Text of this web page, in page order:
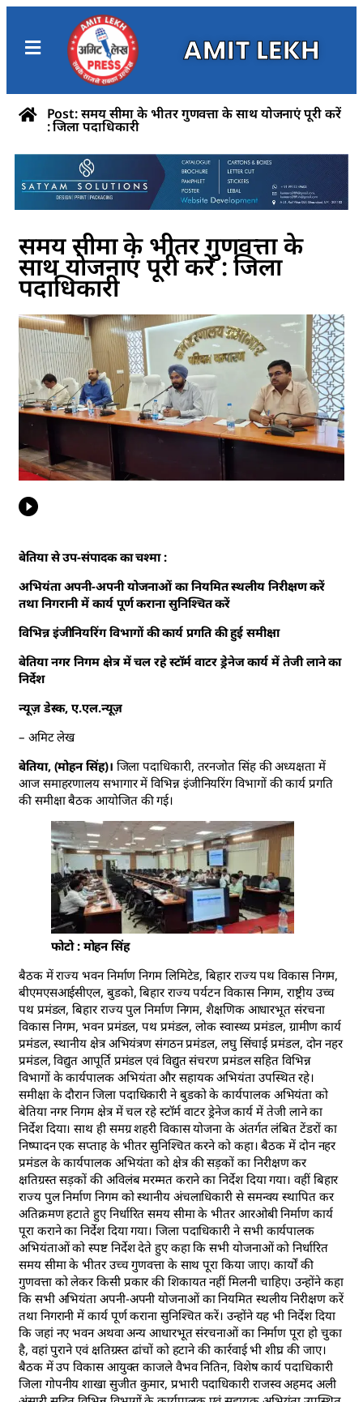
AMIT LEKH
Post: समय सीमा के भीतर गुणवत्ता के साथ योजनाएं पूरी करें
: जिला पदाधिकारी
समय सीमा के भीतर गुणवत्ता के
साथ योजनाएं पूरी करें : जिला
पदाधिकारी
बेतिया से उप-संपादक का चश्मा :
अभियंता अपनी-अपनी योजनाओं का नियमित स्थलीय निरीक्षण करें
तथा निगरानी में कार्य पूर्ण कराना सुनिश्चित करें
विभिन्न इंजीनियरिंग विभागों की कार्य प्रगति की हुई समीक्षा
बेतिया नगर निगम क्षेत्र में चल रहे स्टॉर्म वाटर ड्रेनेज कार्य में तेजी लाने का
निर्देश
न्यूज़ डेस्क, ए.एल.न्यूज़
– अमिट लेख
बेतिया, (मोहन सिंह)। जिला पदाधिकारी, तरनजोत सिंह की अध्यक्षता में
आज समाहरणालय सभागार में विभिन्न इंजीनियरिंग विभागों की कार्य प्रगति
की समीक्षा बैठक आयोजित की गई।
फोटो : मोहन सिंह
बैठक में राज्य भवन निर्माण निगम लिमिटेड, बिहार राज्य पथ विकास निगम,
बीएमएसआईसीएल, बुडको, बिहार राज्य पर्यटन विकास निगम, राष्ट्रीय उच्च
पथ प्रमंडल, बिहार राज्य पुल निर्माण निगम, शैक्षणिक आधारभूत संरचना
विकास निगम, भवन प्रमंडल, पथ प्रमंडल, लोक स्वास्थ्य प्रमंडल, ग्रामीण कार्य
प्रमंडल, स्थानीय क्षेत्र अभियंत्रण संगठन प्रमंडल, लघु सिंचाई प्रमंडल, दोन नहर
प्रमंडल, विद्युत आपूर्ति प्रमंडल एवं विद्युत संचरण प्रमंडल सहित विभिन्न
विभागों के कार्यपालक अभियंता और सहायक अभियंता उपस्थित रहे।
समीक्षा के दौरान जिला पदाधिकारी ने बुडको के कार्यपालक अभियंता को
बेतिया नगर निगम क्षेत्र में चल रहे स्टॉर्म वाटर ड्रेनेज कार्य में तेजी लाने का
निर्देश दिया। साथ ही समग्र शहरी विकास योजना के अंतर्गत लंबित टेंडरों का
निष्पादन एक सप्ताह के भीतर सुनिश्चित करने को कहा। बैठक में दोन नहर
प्रमंडल के कार्यपालक अभियंता को क्षेत्र की सड़कों का निरीक्षण कर
क्षतिग्रस्त सड़कों की अविलंब मरम्मत कराने का निर्देश दिया गया। वहीं बिहार
राज्य पुल निर्माण निगम को स्थानीय अंचलाधिकारी से समन्वय स्थापित कर
अतिक्रमण हटाते हुए निर्धारित समय सीमा के भीतर आरओबी निर्माण कार्य
पूरा कराने का निर्देश दिया गया। जिला पदाधिकारी ने सभी कार्यपालक
अभियंताओं को स्पष्ट निर्देश देते हुए कहा कि सभी योजनाओं को निर्धारित
समय सीमा के भीतर उच्च गुणवत्ता के साथ पूरा किया जाए। कार्यों की
गुणवत्ता को लेकर किसी प्रकार की शिकायत नहीं मिलनी चाहिए। उन्होंने कहा
कि सभी अभियंता अपनी-अपनी योजनाओं का नियमित स्थलीय निरीक्षण करें
तथा निगरानी में कार्य पूर्ण कराना सुनिश्चित करें। उन्होंने यह भी निर्देश दिया
कि जहां नए भवन अथवा अन्य आधारभूत संरचनाओं का निर्माण पूरा हो चुका
है, वहां पुराने एवं क्षतिग्रस्त ढांचों को हटाने की कार्रवाई भी शीघ्र की जाए।
बैठक में उप विकास आयुक्त काजले वैभव नितिन, विशेष कार्य पदाधिकारी
जिला गोपनीय शाखा सुजीत कुमार, प्रभारी पदाधिकारी राजस्व अहमद अली